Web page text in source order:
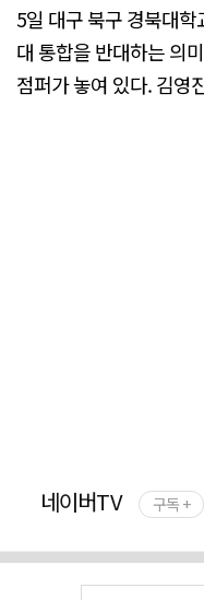
5일 대구 북구 경북대
대 통합을 반대하는 의
점퍼가 놓여 있다. 김
네이버TV 구독 +